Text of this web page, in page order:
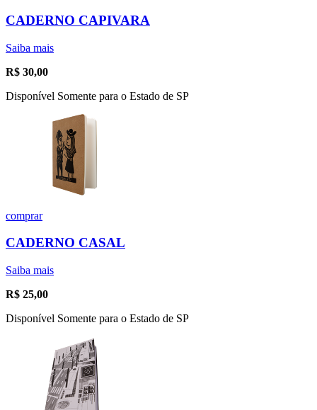
CADERNO CAPIVARA
Saiba mais
R$ 30,00
Disponível Somente para o Estado de SP
comprar
CADERNO CASAL
Saiba mais
R$ 25,00
Disponível Somente para o Estado de SP